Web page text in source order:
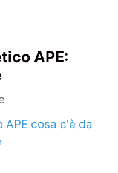
APE: